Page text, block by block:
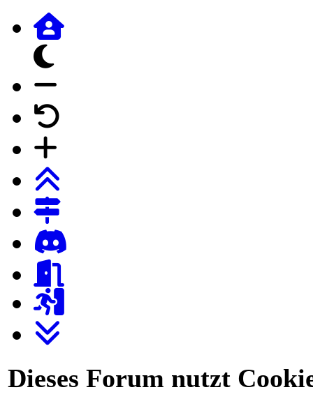
dunkles Design
Schrift auf Forumstandard
Schrift vergrössern
Login
Registrierung
Dieses Forum nutzt